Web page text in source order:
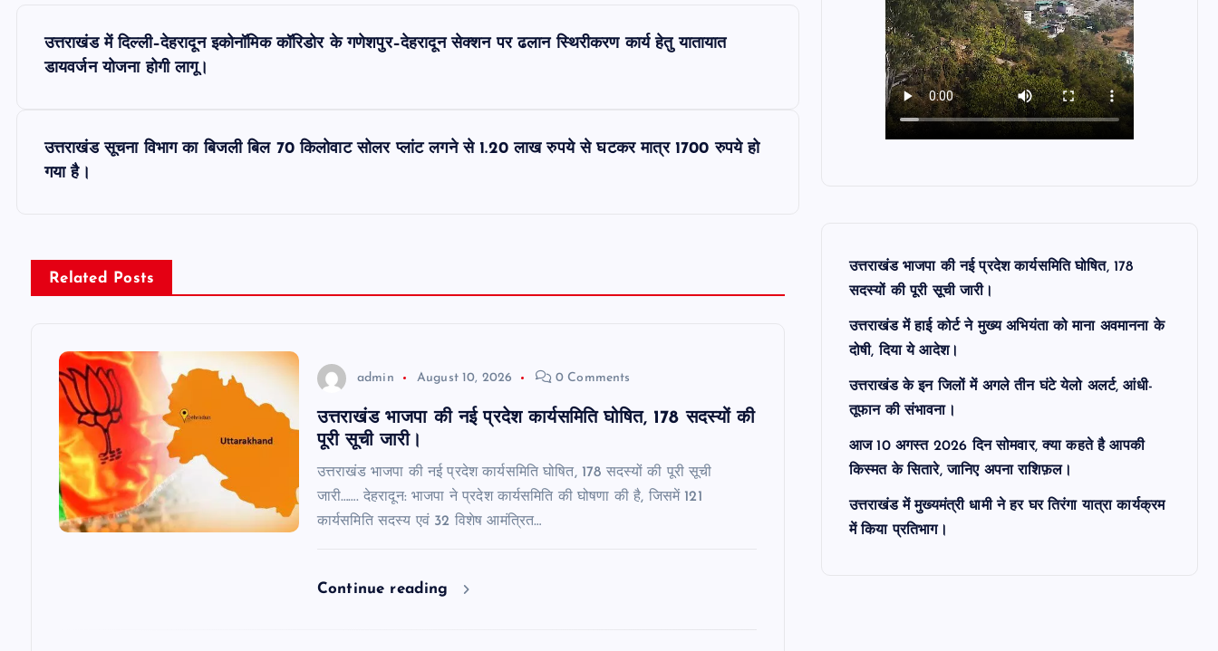
उत्तराखंड में दिल्ली–देहरादून इकोनॉमिक कॉरिडोर के गणेशपुर–देहरादून सेक्शन पर ढलान स्थिरीकरण कार्य हेतु यातायात
डायवर्जन योजना होगी लागू।
उत्तराखंड सूचना विभाग का बिजली बिल 70 किलोवाट सोलर प्लांट लगने से 1.20 लाख रुपये से घटकर मात्र 1700 रुपये हो
गया है।
Related Posts
admin August 10, 2026 0 Comments
उत्तराखंड भाजपा की नई प्रदेश कार्यसमिति घोषित, 178 सदस्यों की
पूरी सूची जारी।
उत्तराखंड भाजपा की नई प्रदेश कार्यसमिति घोषित, 178 सदस्यों की पूरी सूची
जारी……. देहरादून: भाजपा ने प्रदेश कार्यसमिति की घोषणा की है, जिसमें 121
कार्यसमिति सदस्य एवं 32 विशेष आमंत्रित…
Continue reading
उत्तराखंड भाजपा की नई प्रदेश कार्यसमिति घोषित, 178
सदस्यों की पूरी सूची जारी।
उत्तराखंड में हाई कोर्ट ने मुख्य अभियंता को माना अवमानना के
दोषी, दिया ये आदेश।
उत्तराखंड के इन जिलों में अगले तीन घंटे येलो अलर्ट, आंधी-
तूफान की संभावना।
आज 10 अगस्त 2026 दिन सोमवार, क्या कहते है आपकी
किस्मत के सितारे, जानिए अपना राशिफ़ल।
उत्तराखंड में मुख्यमंत्री धामी ने हर घर तिरंगा यात्रा कार्यक्रम
में किया प्रतिभाग।